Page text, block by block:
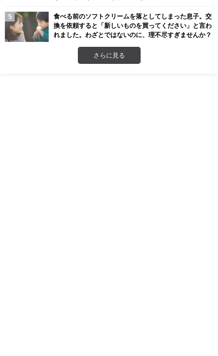
食べる前のソフトクリームを落としてしまった息子。交
換を依頼すると「新しいものを買ってください」と言わ
れました。わざとではないのに、理不尽すぎませんか？
さらに見る